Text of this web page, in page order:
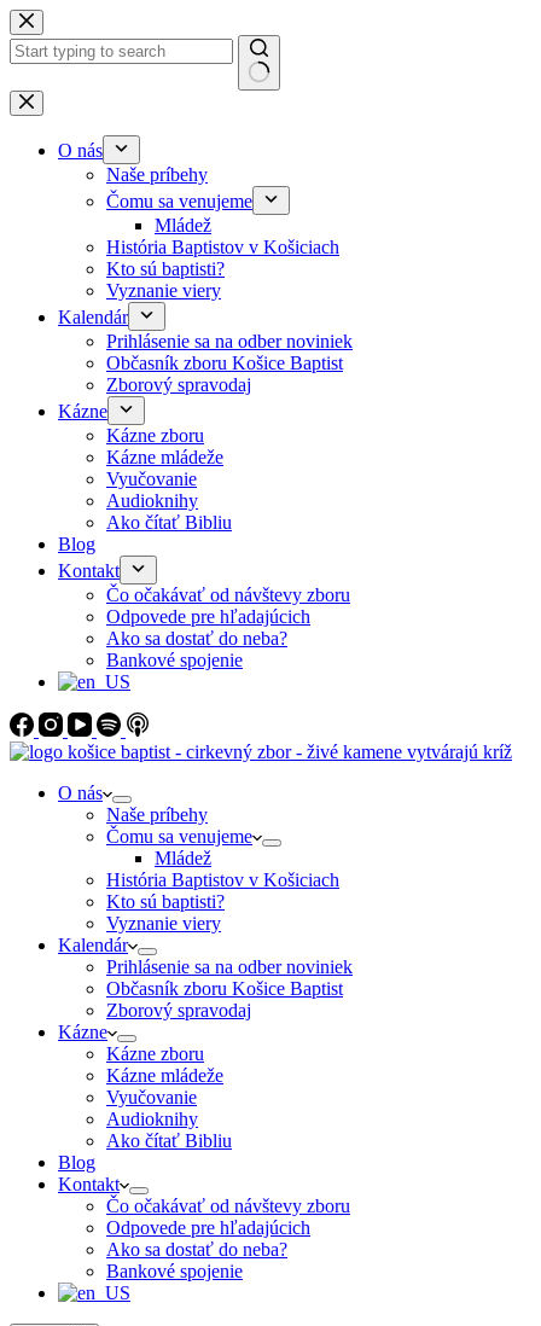
Skip to content
No results
O nás
Naše príbehy
Čomu sa venujeme
Mládež
História Baptistov v Košiciach
Kto sú baptisti?
Vyznanie viery
Kalendár
Prihlásenie sa na odber noviniek
Občasník zboru Košice Baptist
Zborový spravodaj
Kázne
Kázne zboru
Kázne mládeže
Vyučovanie
Audioknihy
Ako čítať Bibliu
Blog
Kontakt
Čo očakávať od návštevy zboru
Odpovede pre hľadajúcich
Ako sa dostať do neba?
Bankové spojenie
O nás
Naše príbehy
Čomu sa venujeme
Mládež
História Baptistov v Košiciach
Kto sú baptisti?
Vyznanie viery
Kalendár
Prihlásenie sa na odber noviniek
Občasník zboru Košice Baptist
Zborový spravodaj
Kázne
Kázne zboru
Kázne mládeže
Vyučovanie
Audioknihy
Ako čítať Bibliu
Blog
Kontakt
Čo očakávať od návštevy zboru
Odpovede pre hľadajúcich
Ako sa dostať do neba?
Bankové spojenie